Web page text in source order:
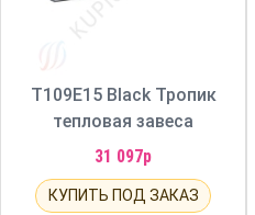
Т109E15 Black Тропик
тепловая завеса
31 097р
КУПИТЬ ПОД ЗАКАЗ